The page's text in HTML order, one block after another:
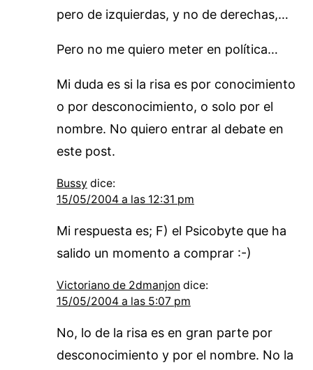
pero de izquierdas, y no de derechas,…
Pero no me quiero meter en política…
Mi duda es si la risa es por conocimiento
o por desconocimiento, o solo por el
nombre. No quiero entrar al debate en
este post.
Bussy dice:
15/05/2004 a las 12:31 pm
Mi respuesta es; F) el Psicobyte que ha
salido un momento a comprar :-)
Victoriano de 2dmanjon dice:
15/05/2004 a las 5:07 pm
No, lo de la risa es en gran parte por
desconocimiento y por el nombre. No la